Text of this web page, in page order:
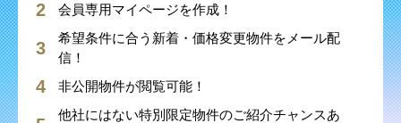
会員専用マイページを作成！
希望条件に合う新着・価格変更物件をメール配
信！
非公開物件が閲覧可能！
他社にはない特別限定物件のご紹介チャンスあ